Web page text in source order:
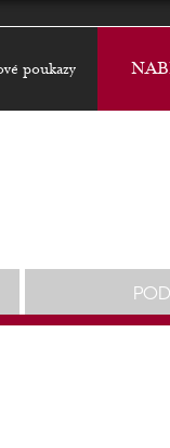
poukazy